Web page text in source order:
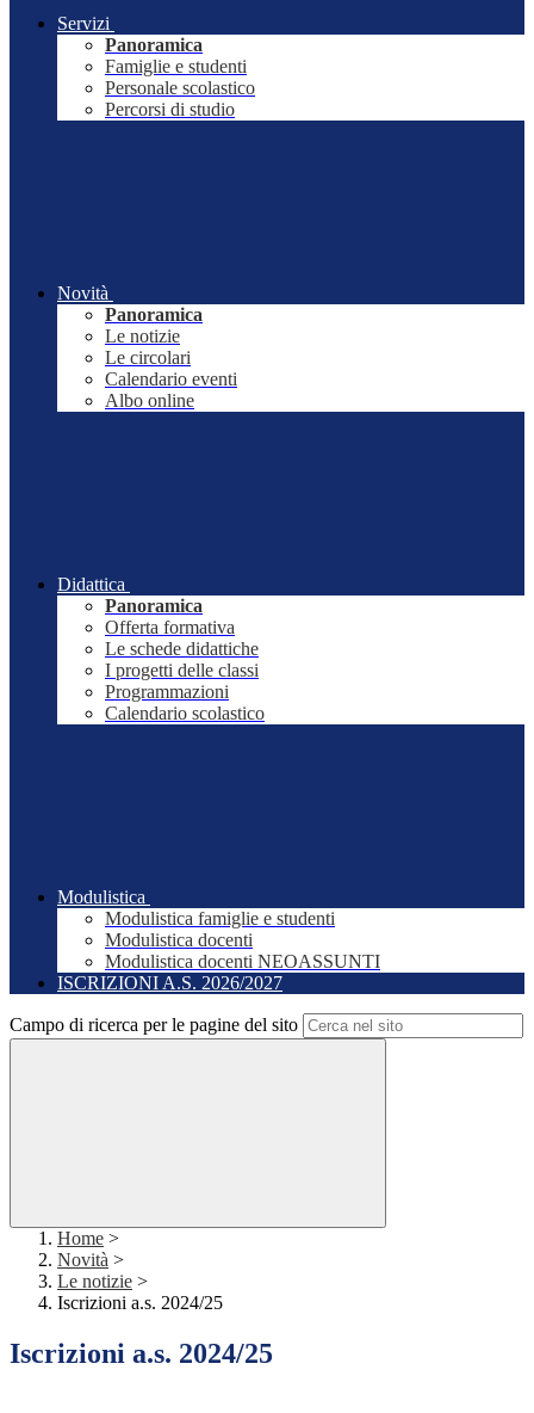
Servizi
Panoramica
Famiglie e studenti
Personale scolastico
Percorsi di studio
Novità
Panoramica
Le notizie
Le circolari
Calendario eventi
Albo online
Didattica
Panoramica
Offerta formativa
Le schede didattiche
I progetti delle classi
Programmazioni
Calendario scolastico
Modulistica
Modulistica famiglie e studenti
Modulistica docenti
Modulistica docenti NEOASSUNTI
ISCRIZIONI A.S. 2026/2027
Campo di ricerca per le pagine del sito
Home >
Novità >
Le notizie >
Iscrizioni a.s. 2024/25
Iscrizioni a.s. 2024/25